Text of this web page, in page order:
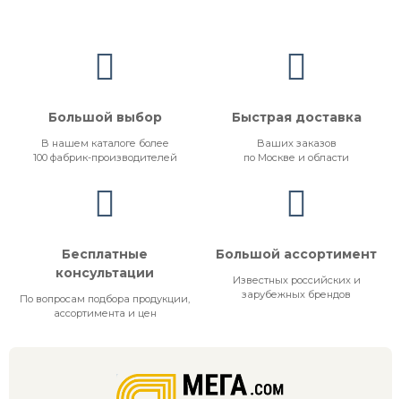
Большой выбор
В нашем каталоге более
100 фабрик-производителей
Быстрая доставка
Ваших заказов
по Москве и области
Бесплатные
консультации
По вопросам подбора продукции,
ассортимента и цен
Большой ассортимент
Известных российских и
зарубежных брендов